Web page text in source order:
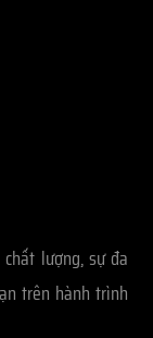
chất lượng, sự đa
trên hành trình